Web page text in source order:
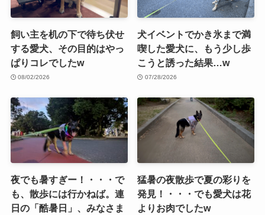
飼い主を机の下で待ち伏せ
する愛犬、その目的はやっ
ぱりコレでしたw
08/02/2026
犬イベントでかき氷まで満
喫した愛犬に、もう少し歩
こうと誘った結果…w
07/28/2026
夜でも暑すぎー！・・・で
も、散歩には行かねば。連
日の「酷暑日」、みなさま
猛暑の夜散歩で夏の彩りを
発見！・・・でも愛犬は花
よりお肉でしたw